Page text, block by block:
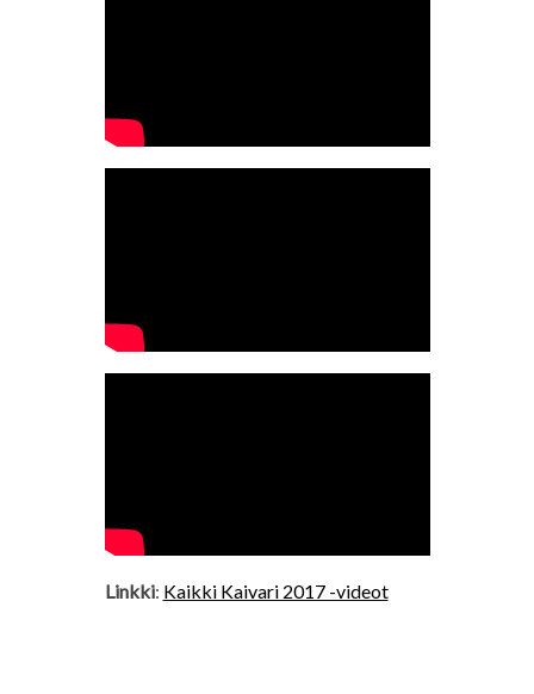
Linkki: Kaikki Kaivari 2017 -videot